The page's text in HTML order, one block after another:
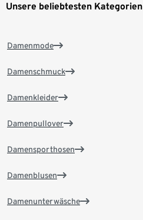
Unsere beliebtesten Kategorien
Damenmode
Damenschmuck
Damenkleider
Damenpullover
Damensporthosen
Damenblusen
Damenunterwäsche